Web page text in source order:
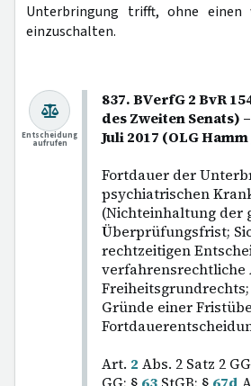
Unterbringung trifft, ohne einen
einzuschalten.
837. BVerfG 2 BvR
des Zweiten Senats)
Juli 2017 (OLG
Fortdauer der
psychiatrischen
(Nichteinhaltung der
Überprüfungsfrist;
rechtzeitigen
verfahrensrechtliche
Gründe einer
Art. 2 Abs. 2 Satz 2
Entscheidung
aufrufen